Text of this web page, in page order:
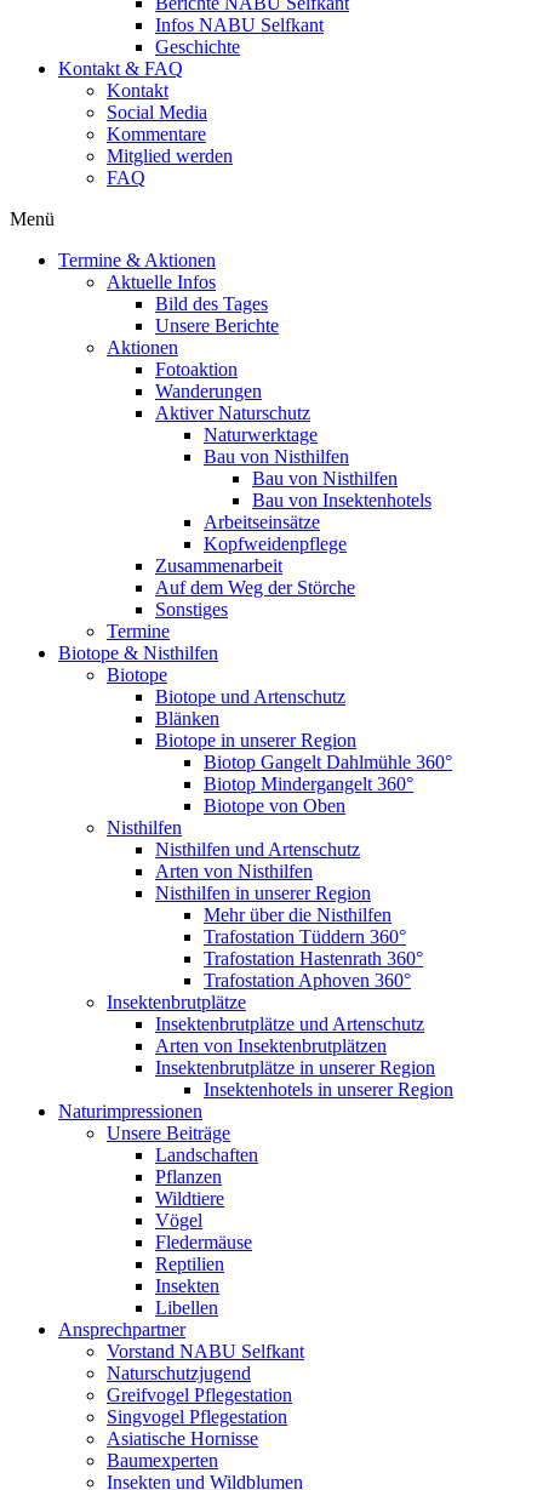
Infos NABU Selfkant
Geschichte
Kontakt & FAQ
Kontakt
Social Media
Kommentare
Mitglied werden
FAQ
Menü
Termine & Aktionen
Aktuelle Infos
Bild des Tages
Unsere Berichte
Aktionen
Fotoaktion
Wanderungen
Aktiver Naturschutz
Naturwerktage
Bau von Nisthilfen
Bau von Nisthilfen
Bau von Insektenhotels
Arbeitseinsätze
Kopfweidenpflege
Zusammenarbeit
Auf dem Weg der Störche
Sonstiges
Termine
Biotope & Nisthilfen
Biotope
Biotope und Artenschutz
Blänken
Biotope in unserer Region
Biotop Gangelt Dahlmühle 360°
Biotop Mindergangelt 360°
Biotope von Oben
Nisthilfen
Nisthilfen und Artenschutz
Arten von Nisthilfen
Nisthilfen in unserer Region
Mehr über die Nisthilfen
Trafostation Tüddern 360°
Trafostation Hastenrath 360°
Trafostation Aphoven 360°
Insektenbrutplätze
Insektenbrutplätze und Artenschutz
Arten von Insektenbrutplätzen
Insektenbrutplätze in unserer Region
Insektenhotels in unserer Region
Naturimpressionen
Unsere Beiträge
Landschaften
Pflanzen
Wildtiere
Vögel
Fledermäuse
Reptilien
Insekten
Libellen
Ansprechpartner
Vorstand NABU Selfkant
Naturschutzjugend
Greifvogel Pflegestation
Singvogel Pflegestation
Asiatische Hornisse
Baumexperten
Insekten und Wildblumen